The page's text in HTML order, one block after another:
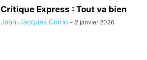
Critique Express : Tout va bien
Jean-Jacques Corrio - 2 janvier 2026